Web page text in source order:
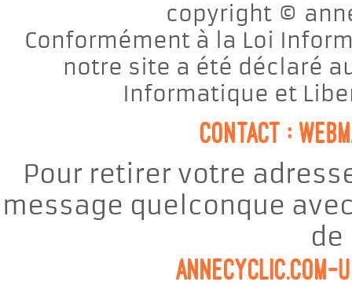
copyright ©
Conformément à la Loi
notre site a été déclaré
Informatique et
contact :
Pour retirer votre
message quelconque
de